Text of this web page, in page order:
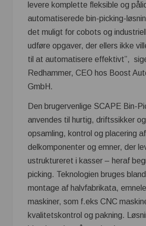
levere komplette fleksible og
automatiserede bin-picking-
det muligt for cobots og
udføre opgaver, der ellers ikke
til at automatisere effektivt”,
Redhammer, CEO hos Boost
GmbH.
Den brugervenlige SCAPE Bin-
anvendes til hurtig, driftssikker
opsamling, kontrol og placering af
delkomponenter og emner, der
ustruktureret i kasser – heraf
picking. Teknologien bruges
montage af halvfabrikata,
maskiner, som f.eks CNC
kvalitetskontrol og pakning.